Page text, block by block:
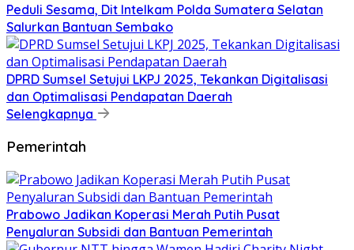
Peduli Sesama, Dit Intelkam Polda Sumatera Selatan
Salurkan Bantuan Sembako
DPRD Sumsel Setujui LKPJ 2025, Tekankan Digitalisasi
dan Optimalisasi Pendapatan Daerah
Selengkapnya
Pemerintah
Prabowo Jadikan Koperasi Merah Putih Pusat
Penyaluran Subsidi dan Bantuan Pemerintah